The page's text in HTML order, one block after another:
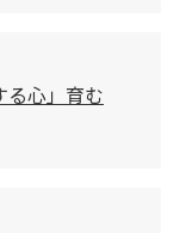
心」育む